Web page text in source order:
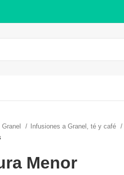
Granel Infusiones a Granel, té y café
Menor